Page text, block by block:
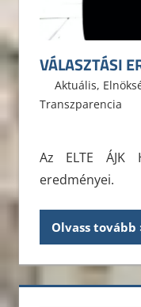
VÁLASZTÁSI
2020. október
ELTE ÁJK HÖK
Aktuális,
Transzparencia
Az ELTE ÁJK
eredményei.
Olvass tovább